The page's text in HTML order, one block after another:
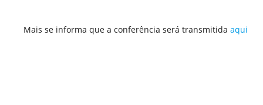
Mais se informa que a conferência será transmitida aqui